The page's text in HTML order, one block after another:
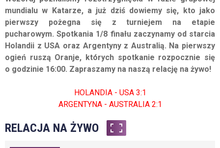
mundialu w Katarze, a już dziś dowiemy się, kto jako
pierwszy pożegna się z turniejem na etapie
pucharowym. Spotkania 1/8 finału zaczynamy od starcia
Holandii z USA oraz Argentyny z Australią. Na pierwszy
ogień ruszą Oranje, których spotkanie rozpocznie się
o godzinie 16:00. Zapraszamy na naszą relację na żywo!
HOLANDIA - USA 3:1
ARGENTYNA - AUSTRALIA 2:1
RELACJA NA ŻYWO